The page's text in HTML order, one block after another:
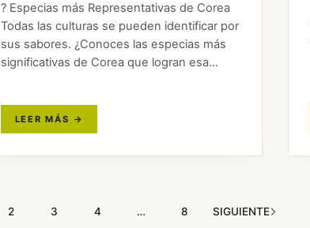
?️ Especias más Representativas de Corea
Todas las culturas se pueden identificar por
sus sabores. ¿Conoces las especias más
significativas de Corea que logran esa
de especias) que caracterizan…
2 3 4 … 8 SIGUIENTE